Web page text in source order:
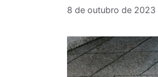
8 de outubro de 2023